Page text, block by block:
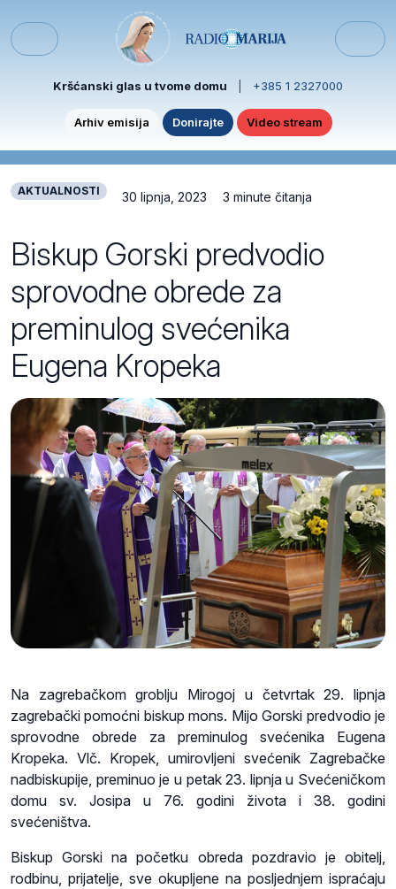
Menu
Kršćanski glas u tvome domu +385 1 2327000
Arhiv emisija Donirajte Video stream
AKTUALNOSTI 30 lipnja, 2023 3 minute čitanja
Biskup Gorski predvodio
sprovodne obrede za
preminulog svećenika
Eugena Kropeka
Na zagrebačkom groblju Mirogoj u četvrtak 29. lipnja
zagrebački pomoćni biskup mons. Mijo Gorski predvodio je
sprovodne obrede za preminulog svećenika Eugena
Kropeka. Vlč. Kropek, umirovljeni svećenik Zagrebačke
nadbiskupije, preminuo je u petak 23. lipnja u Svećeničkom
domu sv. Josipa u 76. godini života i 38. godini
svećeništva.
Biskup Gorski na početku obreda pozdravio je obitelj,
rodbinu, prijatelje, sve okupljene na posljednjem ispraćaju